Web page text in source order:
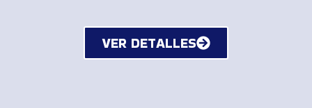
VER DETALLES